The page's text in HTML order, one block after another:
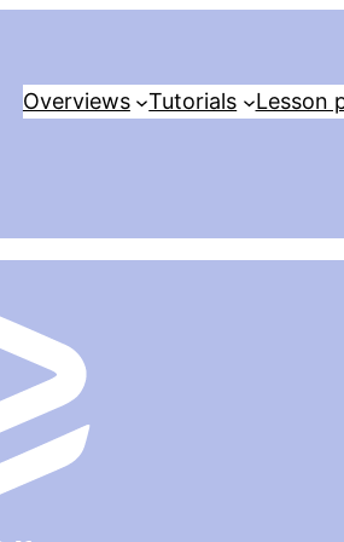
Overviews Tutorials Lesson